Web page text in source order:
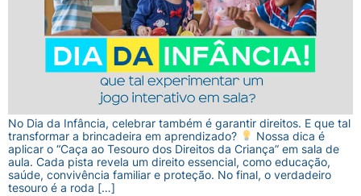
No Dia da Infância, celebrar também é garantir direitos. E que tal
transformar a brincadeira em aprendizado?
Nossa dica é
aplicar o “Caça ao Tesouro dos Direitos da Criança” em sala de
aula. Cada pista revela um direito essencial, como educação,
saúde, convivência familiar e proteção. No final, o verdadeiro
tesouro é a roda […]